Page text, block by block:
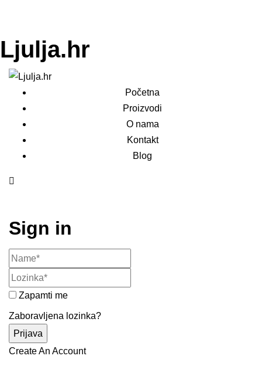
Ljulja.hr
Početna
Proizvodi
O nama
Kontakt
Blog
Sign in
Zapamti me
Zaboravljena lozinka?
Create An Account